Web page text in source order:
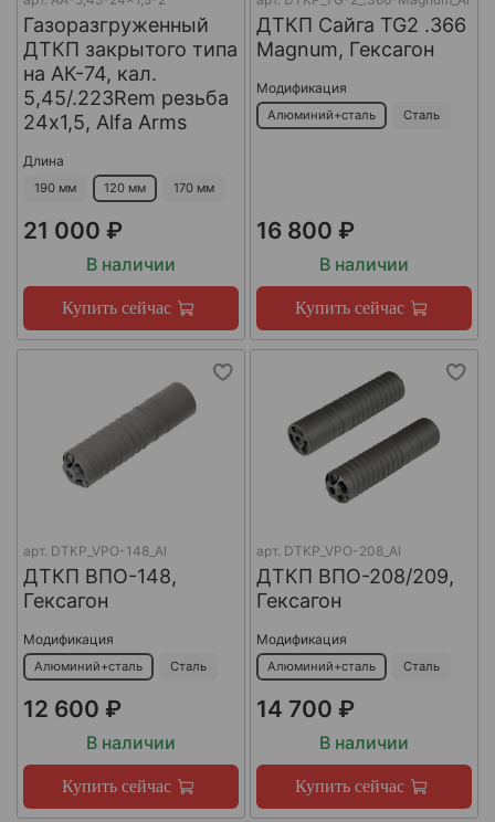
Газоразгруженный
ДТКП закрытого типа
на АК-74, кал.
5,45/.223Rem резьба
24х1,5, Alfa Arms
Длина
190 мм 120 мм 170 мм
21 000 ₽
В наличии
Купить сейчас
ДТКП Сайга TG2 .366
Magnum, Гексагон
Модификация
Алюминий+сталь Сталь
16 800 ₽
В наличии
Купить сейчас
арт. DTKP_VPO-148_Al
ДТКП ВПО-148,
Гексагон
Модификация
Алюминий+сталь Сталь
12 600 ₽
В наличии
Купить сейчас
арт. DTKP_VPO-208_Al
ДТКП ВПО-208/209,
Гексагон
Модификация
Алюминий+сталь Сталь
14 700 ₽
В наличии
Купить сейчас